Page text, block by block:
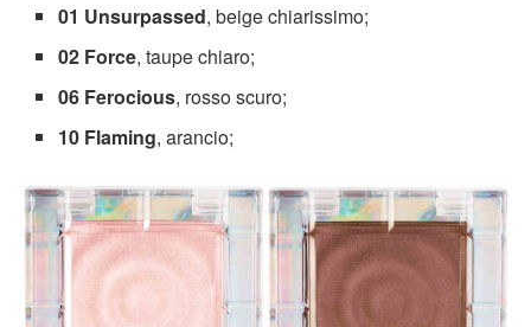
01 Unsurpassed, beige chiarissimo;
02 Force, taupe chiaro;
06 Ferocious, rosso scuro;
10 Flaming, arancio;